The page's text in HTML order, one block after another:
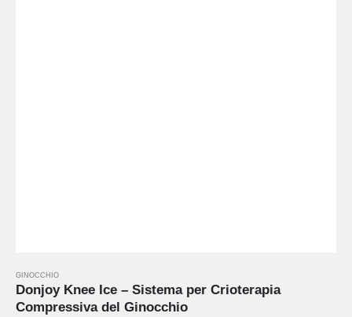
GINOCCHIO
Donjoy Knee Ice – Sistema per Crioterapia
Compressiva del Ginocchio